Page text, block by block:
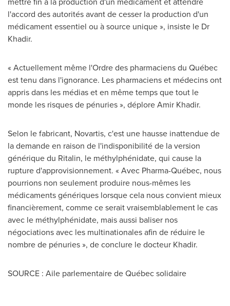
l'accord des autorités avant de cesser la production d'un
médicament essentiel ou à source unique », insiste le Dr
Khadir.
« Actuellement même l'Ordre des pharmaciens du Québec
est tenu dans l'ignorance. Les pharmaciens et médecins ont
appris dans les médias et en même temps que tout le
monde les risques de pénuries », déploreAmir Khadir.
Selon le fabricant, Novartis, c'est une hausse inattendue de
la demande en raison de l'indisponibilité de la version
générique du Ritalin, le méthylphénidate, qui cause la
rupture d'approvisionnement. « Avec Pharma-Québec, nous
pourrions non seulement produire nous-mêmes les
médicaments génériques lorsque cela nous convient mieux
financièrement, comme ce serait vraisemblablement le cas
avec le méthylphénidate, mais aussi baliser nos
négociations avec les multinationales afin de réduire le
nombre de pénuries », de conclure le docteur Khadir.
SOURCE : Aile parlementaire de Québec solidaire